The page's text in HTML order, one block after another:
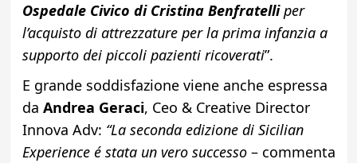
Ospedale Civico di Cristina Benfratelliper
l’acquisto di attrezzature per la prima infanzia a
supporto dei piccoli pazienti ricoverati”.
E grande soddisfazione viene anche espressa
da Andrea Geraci, Ceo & Creative Director
Innova Adv: “La seconda edizione di Sicilian
Experience é stata un vero successo – commenta